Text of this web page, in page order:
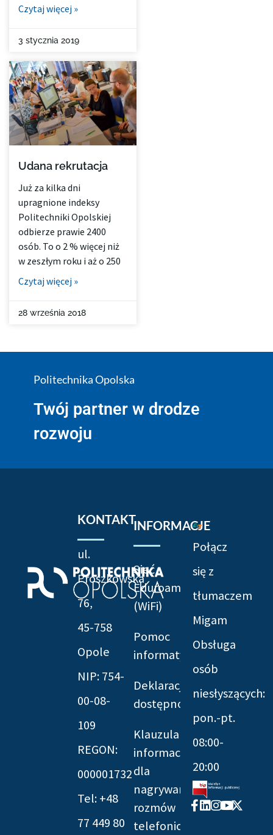
Czytaj więcej »
3 stycznia 2019
Udana rekrutacja
Już za kilka dni
upragnione indeksy
Politechniki Opolskiej
odbierze prawie 2400
osób. To o 2 % więcej niż
w zeszłym roku i aż o 250
Czytaj więcej »
28 września 2018
Politechnika Opolska
Twój partner w drodze
rozwoju
KONTAKT
ul.
Prószkowska
76,
45-758
Opole
NIP: 754-
00-08-
109
REGON:
000001732
Tel: +48
77 449 80
INFORMACJE
Sieć
Eduroam
(WiFi)
Pomoc
informatyczna
Deklaracja
dostępności
Klauzula
informacyjna
dla
nagrywania
rozmów
telefonicznych
Połącz
się z
tłumaczem
Migam
Obsługa
osób
niesłyszących:
pon.-pt.
08:00-
20:00
Facebook-
f
Linkedin
Instagram
Youtube
X-
twitter